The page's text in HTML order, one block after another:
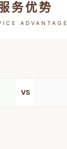
务优势
ADVANTAGE
VS